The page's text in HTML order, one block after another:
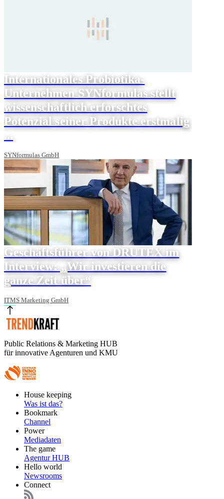
Internationales Probiotika-
Unternehmen SYNformulas stellt
wissenschaftlich erforschtes
Potenzial seiner Produkte erstmalig
...
SYNformulas GmbH
Geschäftsführer von DRUTEX im
Interview: „Wir investieren die
ganze Zeit über“
ITMS Marketing GmbH
Public Relations & Marketing HUB
für innovative Agenturen und KMU
FooterHouse keeping
Was ist das?
Bookmark
Channel
Power
Mediadaten
The game
Agentur HUB
Hello world
Newsrooms
Connect